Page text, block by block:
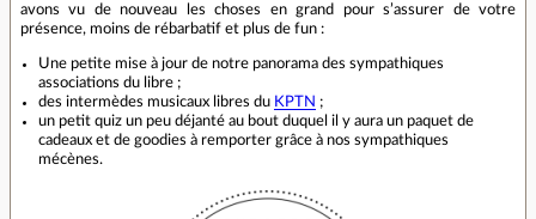
avons vu de nouveau les choses en grand pour s’assurer de votre
présence, moins de rébarbatif et plus de fun :
Une petite mise à jour de notre panorama des sympathiques
associations du libre ;
des intermèdes musicaux libres du KPTN ;
un petit quiz un peu déjanté au bout duquel il y aura un paquet de
cadeaux et de goodies à remporter grâce à nos sympathiques
mécènes.